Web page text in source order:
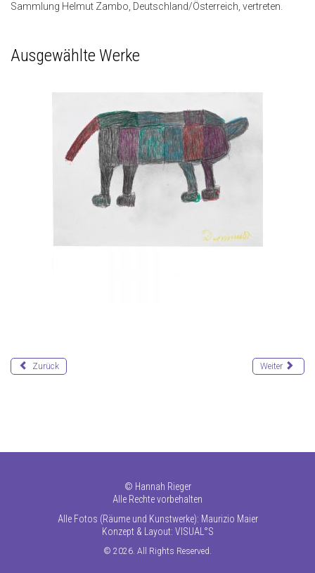
Sammlung Helmut Zambo, Deutschland/Österreich, vertreten.
Ausgewählte Werke
Zurück Weiter
© Hannah Rieger
Alle Rechte vorbehalten
Alle Fotos (Räume und Kunstwerke): Maurizio Maier
Konzept & Layout: VISUAL°S
© 2026. All Rights Reserved.